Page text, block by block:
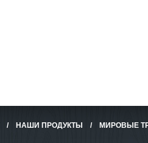
/ НАШИ ПРОДУКТЫ / МИРОВЫЕ